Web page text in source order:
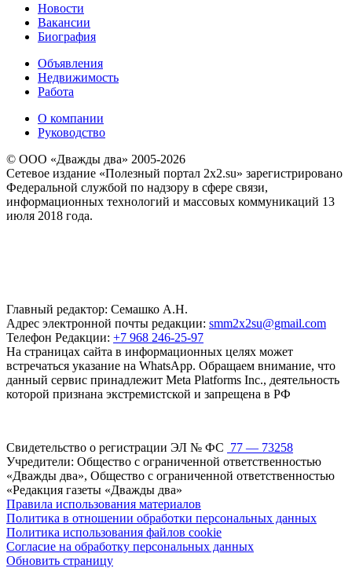
Новости
Вакансии
Биография
Объявления
Недвижимость
Работа
О компании
Руководство
© ООО «Дважды два» 2005-2026
Сетевое издание «Полезный портал 2x2.su» зарегистрировано
Федеральной службой по надзору в сфере связи,
информационных технологий и массовых коммуникаций 13
июля 2018 года.
Главный редактор: Семашко А.Н.
Адрес электронной почты редакции: smm2x2su@gmail.com
Телефон Редакции: +7 968 246-25-97
На страницах сайта в информационных целях может
встречаться указание на WhatsApp. Обращаем внимание, что
данный сервис принадлежит Meta Platforms Inc., деятельность
которой признана экстремистской и запрещена в РФ
Свидетельство о регистрации ЭЛ № ФС 77 — 73258
Учредители: Общество с ограниченной ответственностью
«Дважды два», Общество с ограниченной ответственностью
«Редакция газеты «Дважды два»
Правила использования материалов
Политика в отношении обработки персональных данных
Политика использования файлов cookie
Согласие на обработку персональных данных
Обновить страницу